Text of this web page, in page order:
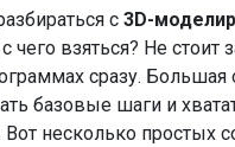
с 3D-
чего взяться? Не стоит
сразу.
базовые шаги и
несколько простых